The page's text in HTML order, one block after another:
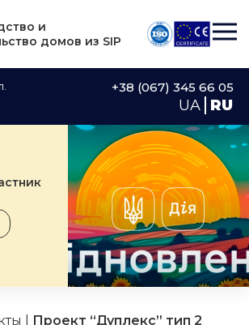
и
домов из SIP
+38 (067) 345 66 05
UA RU
Проект “Дуплекс” тип 2